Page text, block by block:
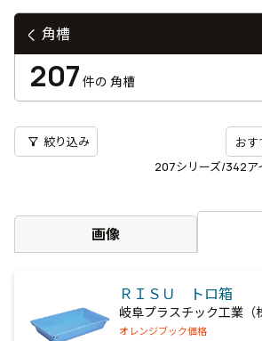
207シリーズ/342ア
filter_alt 絞り込み
画像
ＲＩＳＵ トロ箱
岐阜プラスチック工業（
オレンジブック価格
角槽
207 件の 角槽